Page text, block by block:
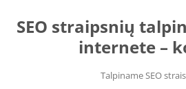
turinio
SEO straipsnių
internete –
Talpiname SEO